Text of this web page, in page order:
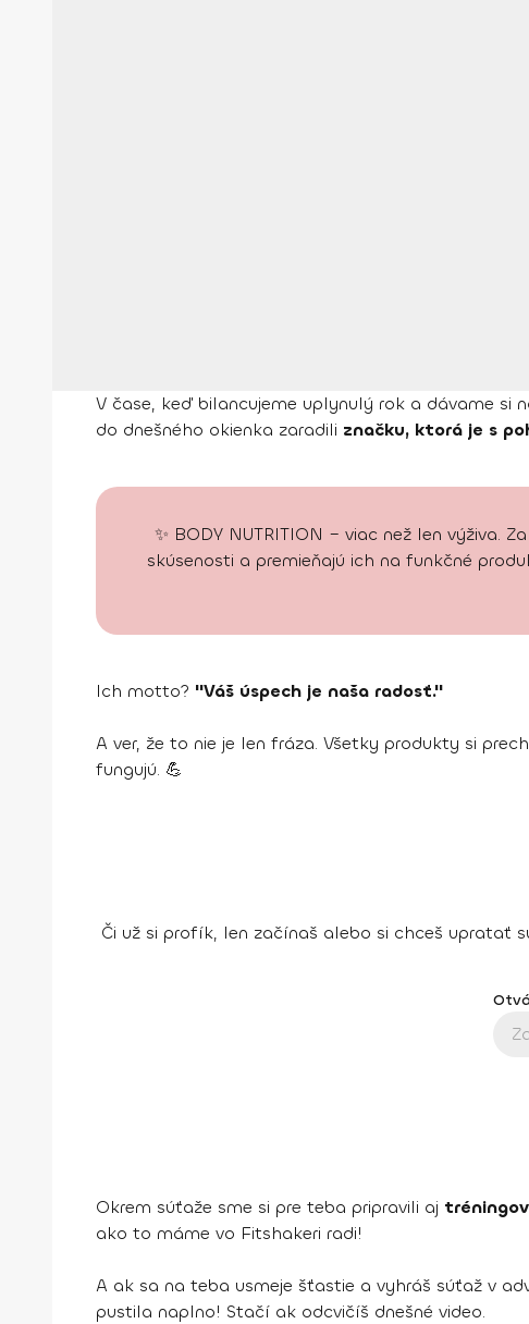
V čase, keď bilancujeme uplynulý rok a dávame si
do dnešného okienka zaradili značku, ktorá je s
✨ BODY NUTRITION – viac než len výživa.
skúsenosti a premieňajú ich na funkčné
Ich motto? "Váš úspech je naša radosť."
A ver, že to nie je len fráza. Všetky produkty si
fungujú. 💪
Či už si profík, len začínaš alebo si chceš upratať
Okrem súťaže sme si pre teba pripravili aj
ako to máme vo Fitshakeri radi!
A ak sa na teba usmeje šťastie a vyhráš súťaž v
pustila naplno! Stačí ak odcvičíš dnešné video.